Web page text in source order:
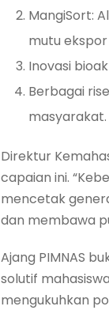
MangiSort:
mutu
Inovasi
Berbagai
masyarakat.
Direktur
capaian ini.
mencetak
dan membawa
Ajang PIMNAS
solutif
mengukuhkan